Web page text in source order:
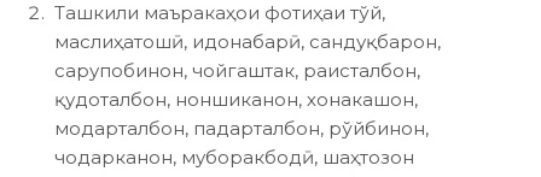
Ташкили маъракаҳои фотиҳаи тўй,
маслиҳатошӣ, идонабарӣ, сандуқбарон,
сарупобинон, чойгаштак, раисталбон,
қудоталбон, ноншиканон, хонакашон,
модарталбон, падарталбон, рўйбинон,
чодарканон, муборакбодӣ, шаҳтозон